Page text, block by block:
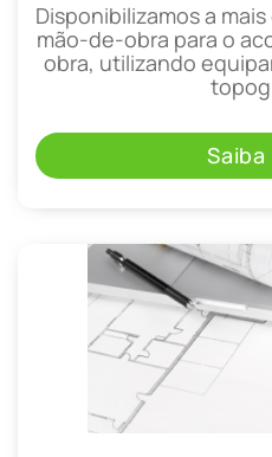
Disponibilizamos a
mão-de-obra para o
obra, utilizando
Saiba